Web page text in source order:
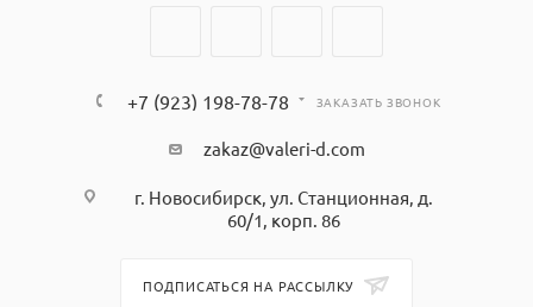
+7 (923) 198-78-78 ЗАКАЗАТЬ ЗВОНОК
zakaz@valeri-d.com
г. Новосибирск, ул. Станционная, д.
60/1, корп. 86
ПОДПИСАТЬСЯ НА РАССЫЛКУ